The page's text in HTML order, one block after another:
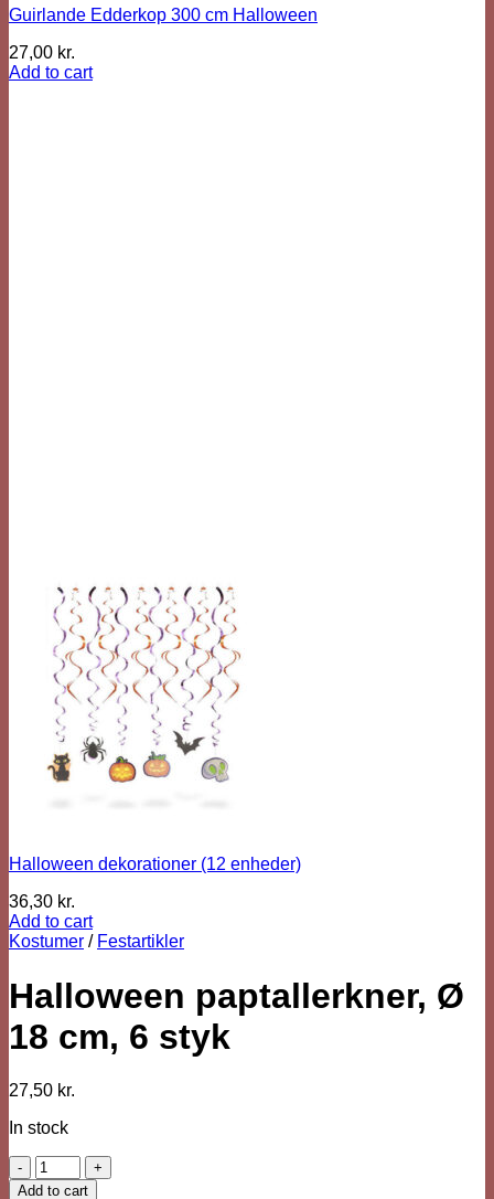
Guirlande Edderkop 300 cm Halloween
27,00 kr.
Add to cart
Halloween dekorationer (12 enheder)
36,30 kr.
Add to cart
Kostumer / Festartikler
Halloween paptallerkner, Ø
18 cm, 6 styk
27,50 kr.
In stock
Halloween
paptallerkner,
Add to cart